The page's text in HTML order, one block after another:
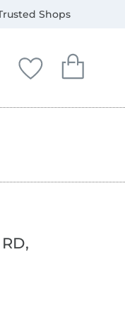
Shops
Konto
Deine
Du hast keine
Dein
Du hast